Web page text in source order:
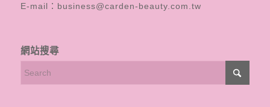
E-mail： business@carden-beauty.com.tw
網站搜尋